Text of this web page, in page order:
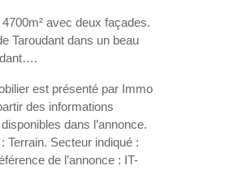
4700m² avec deux façades.
Taroudant dans un beau
est présenté par Immo
des informations
dans l’annonce.
Terrain. Secteur indiqué :
de l’annonce : IT-